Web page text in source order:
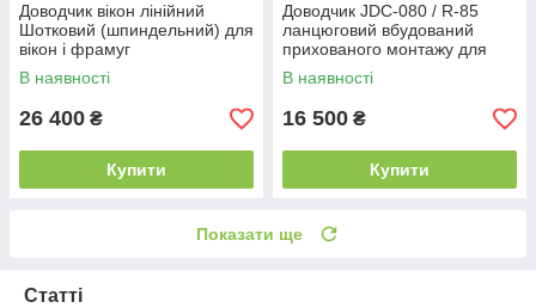
Доводчик вікон лінійний
Шотковий (шпиндельний) для
вікон і фрамуг
Aprimatic/Giesse ST-450
(Італія)
В наявності
26 400 ₴
Купити
Доводчик JDC-080 / R-85
ланцюговий вбудований
прихованого монтажу для
дверей фальцевий
В наявності
16 500 ₴
Купити
Показати ще
Статті